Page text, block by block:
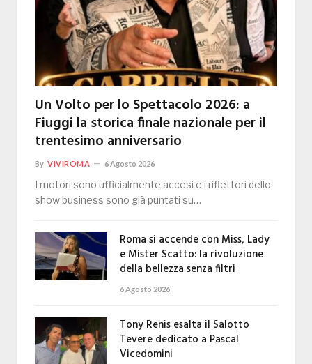
Un Volto per lo Spettacolo 2026: a
Fiuggi la storica finale nazionale per il
trentesimo anniversario
By VIVIROMA 6 Agosto 2026
I motori sono ufficialmente accesi e i riflettori dello
show business sono già puntati su…
Roma si accende con Miss, Lady
e Mister Scatto: la rivoluzione
della bellezza senza filtri
6 Agosto 2026
Tony Renis esalta il Salotto
Tevere dedicato a Pascal
Vicedomini